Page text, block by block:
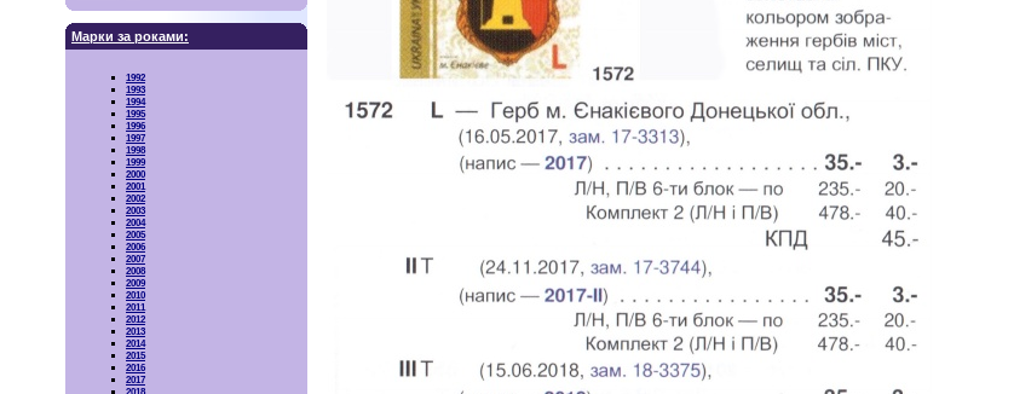
Марки за роками:
1992
1993
1994
1995
1996
1997
1998
1999
2000
2001
2002
2003
2004
2005
2006
2007
2008
2009
2010
2011
2012
2013
2014
2015
2016
2017